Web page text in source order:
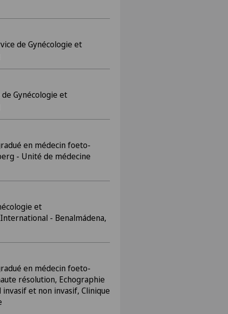
de Gynécologie et
Gynécologie et
en médecin foeto-
- Unité de médecine
et
- Benalmádena,
en médecin foeto-
résolution, Echographie
et non invasif, Clinique